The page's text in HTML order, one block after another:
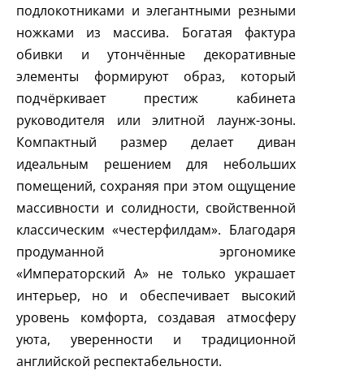
подлокотниками и элегантными резными
ножками из массива. Богатая фактура
обивки и утончённые декоративные
элементы формируют образ, который
подчёркивает престиж кабинета
руководителя или элитной лаунж-зоны.
Компактный размер делает диван
идеальным решением для небольших
помещений, сохраняя при этом ощущение
массивности и солидности, свойственной
классическим «честерфилдам». Благодаря
продуманной эргономике
«Императорский А» не только украшает
интерьер, но и обеспечивает высокий
уровень комфорта, создавая атмосферу
уюта, уверенности и традиционной
английской респектабельности.